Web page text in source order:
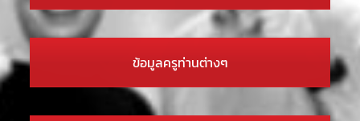
ข้อมูลครูท่านต่างๆ